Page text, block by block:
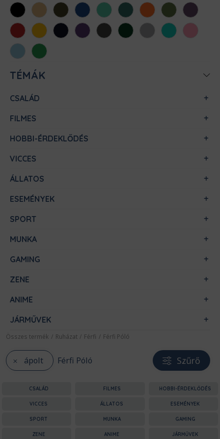
FeketeHomokKhaki KirálykékMentaMéregzöld
NarancsOliva Padlizsán
Piros SárgaSötétkékSötétlilaSötétszürke
SötétzöldSportszürke
Türkiz
Világos
rózsaszín
Világoskék
Zöld
TÉMÁK
CSALÁD
FILMES
HOBBI-ÉRDEKLŐDÉS
VICCES
ÁLLATOS
ESEMÉNYEK
SPORT
MUNKA
GAMING
ZENE
ANIME
JÁRMŰVEK
Összes termék / Ruházat / Férfi / Férfi Póló
ápolt Férfi Póló Szűrő
CSALÁD FILMES HOBBI-ÉRDEKLŐDÉS
VICCES ÁLLATOS ESEMÉNYEK
SPORT MUNKA GAMING
ZENE ANIME JÁRMŰVEK